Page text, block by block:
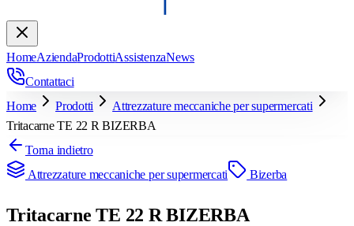
HomeAziendaProdottiAssistenzaNews
Contattaci
Home
Prodotti
Attrezzature meccaniche per supermercati
Tritacarne TE 22 R BIZERBA
Torna indietro
Attrezzature meccaniche per supermercati
Bizerba
Tritacarne TE 22 R BIZERBA